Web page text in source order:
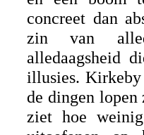
concreet dan
zin van
alledaagsheid
illusies. Kirkeby
de dingen lopen
ziet hoe